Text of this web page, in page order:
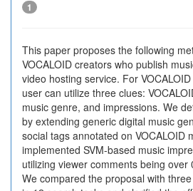
1
This paper proposes the following
VOCALOID creators who publish
video hosting service. For
user can utilize three clues:
music genre, and impressions. We
by extending generic digital music
social tags annotated on VOCALOID
implemented SVM-based music
utilizing viewer comments being over
We compared the proposal with